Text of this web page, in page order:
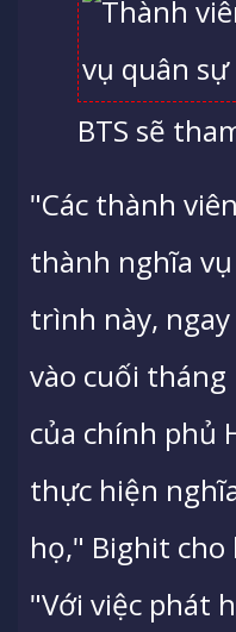
BTS sẽ
"Các thành
thành nghĩa
trình này,
vào cuối
của chính phủ
thực hiện
họ," Bighit
"Với việc phát